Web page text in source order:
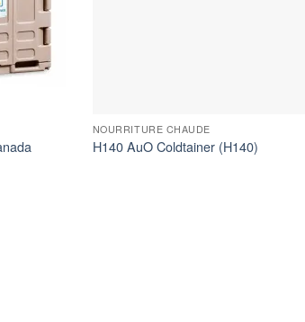
NOURRITURE CHAUDE
H140 AuO Coldtainer (H140)